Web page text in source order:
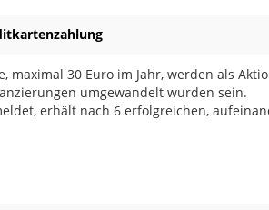
maximal 30 Euro im Jahr, werden als
umgewandelt wurden sein.
erhält nach 6 erfolgreichen,